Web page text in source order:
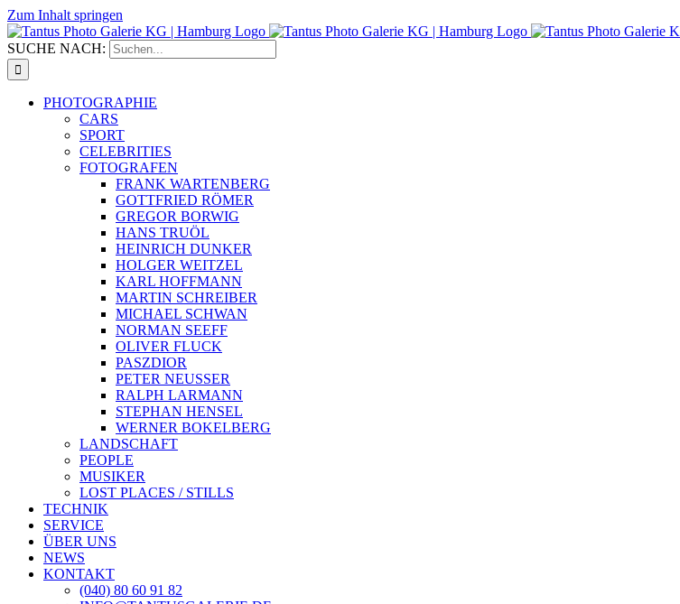
Zum Inhalt springen
SUCHE NACH:
PHOTOGRAPHIE
CARS
SPORT
CELEBRITIES
FOTOGRAFEN
FRANK WARTENBERG
GOTTFRIED RÖMER
GREGOR BORWIG
HANS TRUÖL
HEINRICH DUNKER
HOLGER WEITZEL
KARL HOFFMANN
MARTIN SCHREIBER
MICHAEL SCHWAN
NORMAN SEEFF
OLIVER FLUCK
PASZDIOR
PETER NEUSSER
RALPH LARMANN
STEPHAN HENSEL
WERNER BOKELBERG
LANDSCHAFT
PEOPLE
MUSIKER
LOST PLACES / STILLS
TECHNIK
SERVICE
ÜBER UNS
NEWS
KONTAKT
(040) 80 60 91 82